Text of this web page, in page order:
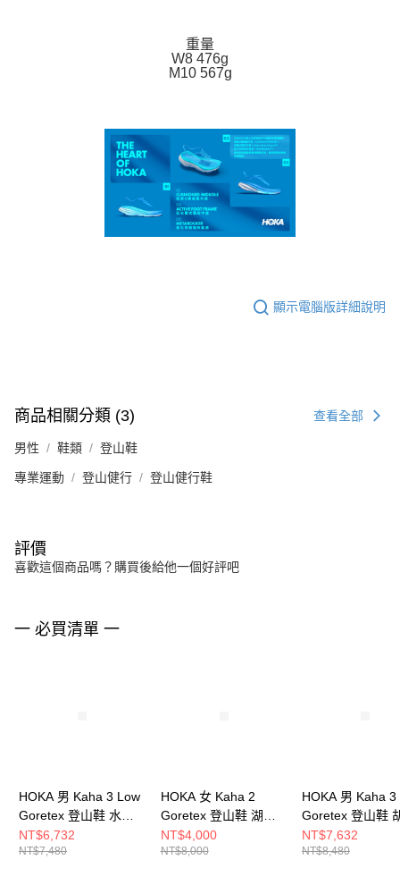
重量
W8 476g
M10 567g
顯示電腦版詳細說明
商品相關分類 (3) 查看全部
男性 鞋類 登山鞋
專業運動 登山健行 登山健行鞋
評價
喜歡這個商品嗎？購買後給他一個好評吧
一 必買清單 一
HOKA 男 Kaha 3 Low
Goretex 登山鞋 水泥
灰/杏霧灰
NT$6,732
NT$7,480
HOKA 女 Kaha 2
Goretex 登山鞋 湖水
藍/迷霧灰
NT$4,000
NT$8,000
HOKA 男 Kaha 3
Goretex 登山鞋
棕/淺黃褐
NT$7,632
NT$8,480